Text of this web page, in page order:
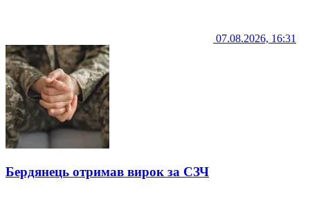
07.08.2026, 16:31
Бердянець отримав вирок за СЗЧ